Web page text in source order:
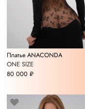
Платье ANACONDA
ONE SIZE
80 000 ₽